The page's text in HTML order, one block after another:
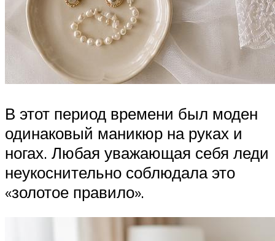
В этот период времени был моден
одинаковый маникюр на руках и
ногах. Любая уважающая себя леди
неукоснительно соблюдала это
«золотое правило».